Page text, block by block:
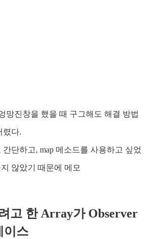
망진창을 했을 때 구그해도 해결 방법
렸다.
단하고, map 메소드를 사용하고 싶었
않았기 때문에 메모
고 한 Array가 Observer
이스